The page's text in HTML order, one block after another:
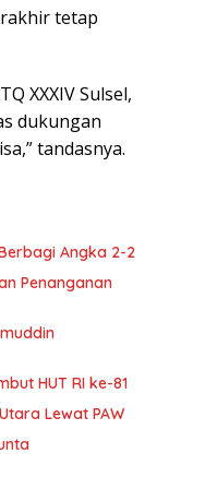
tetap
XXXIV Sulsel,
dukungan
tandasnya.
Angka 2-2
Penanganan
HUT RI ke-81
Lewat PAW